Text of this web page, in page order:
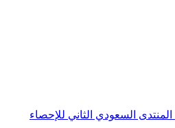
المنتدى السعودي الثاني للإحصاء